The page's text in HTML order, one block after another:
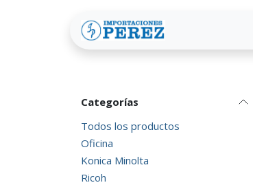
Categorías
Todos los productos
Oficina
Konica Minolta
Ricoh